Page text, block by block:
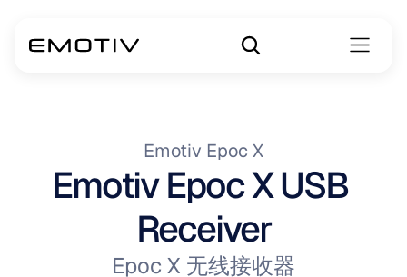
Emotiv Epoc X
Emotiv Epoc X USB
Receiver
Epoc X 无线接收器